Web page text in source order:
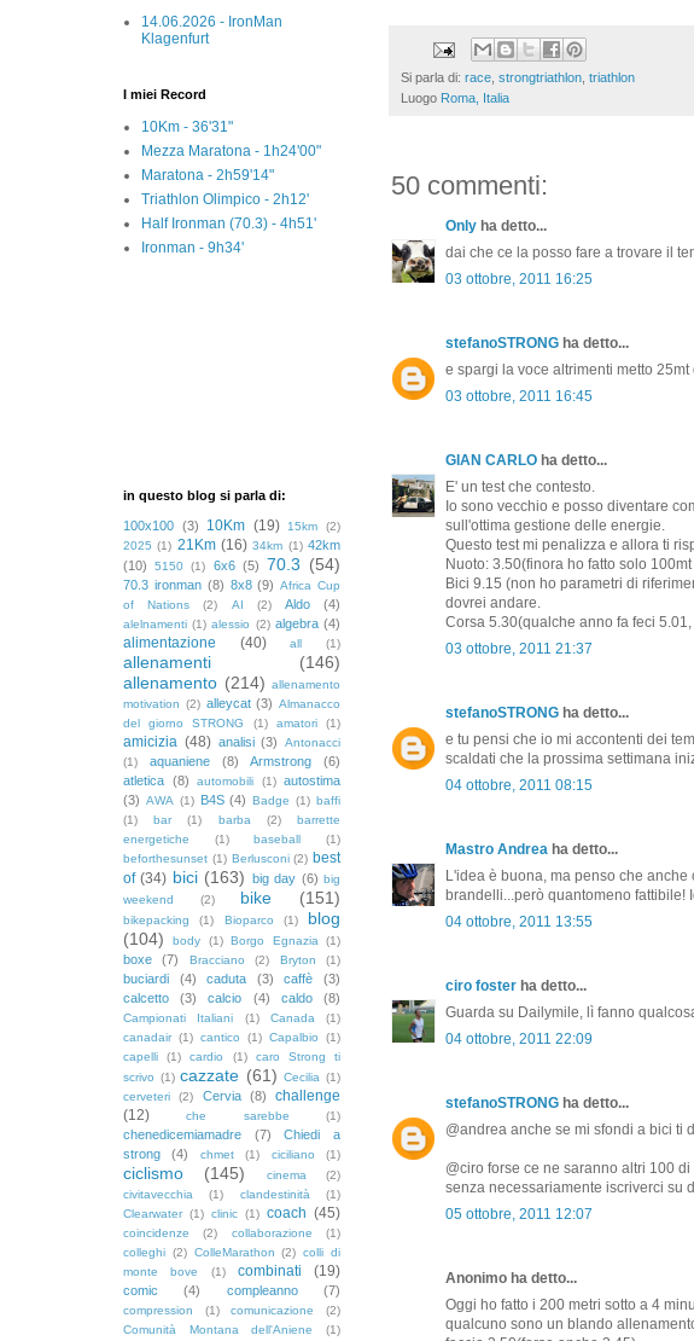
Si parla di: race strongtriathlon triathlon
Luogo Roma, Italia
50 commenti:
Only ha detto...
dai che ce la posso fare a trovare il
03 ottobre, 2011 16:25
stefanoSTRONG ha detto...
e spargi la voce altrimenti metto
03 ottobre, 2011 16:45
GIAN CARLO ha detto...
E' un test che contesto.
Io sono vecchio e posso diventare
sull'ottima gestione delle energie.
Questo test mi penalizza e allora ti
Nuoto: 3.50(finora ho fatto solo
Bici 9.15 (non ho parametri di
dovrei andare.
Corsa 5.30(qualche anno fa feci
03 ottobre, 2011 21:37
stefanoSTRONG ha detto...
e tu pensi che io mi accontenti dei
scaldati che la prossima settimana
04 ottobre, 2011 08:15
Mastro Andrea ha detto...
L'idea è buona, ma penso che
brandelli...però quantomeno fattibile!
04 ottobre, 2011 13:55
ciro foster ha detto...
Guarda su Dailymile, lì fanno
04 ottobre, 2011 22:09
stefanoSTRONG ha detto...
@andrea anche se mi sfondi a bici ti
@ciro forse ce ne saranno altri 100
senza necessariamente iscriverci su
05 ottobre, 2011 12:07
Anonimo ha detto...
Oggi ho fatto i 200 metri sotto a 4
qualcuno sono un blando
14.06.2026 - IronMan
Klagenfurt
I miei Record
10Km - 36'31"
Mezza Maratona - 1h24'00"
Maratona - 2h59'14"
Triathlon Olimpico - 2h12'
Half Ironman (70.3) - 4h51'
Ironman - 9h34'
in questo blog si parla di:
100x100 (3) 10Km (19) 15km
(2)
2025 (1) 21Km (16) 34km (1) 42km
(10)
5150 (1) 6x6 (5) 70.3 (54)
70.3 ironman (8) 8x8 (9) Africa Cup
of Nations
(2) AI (2) Aldo (4)
alelnamenti (1) alessio (2) algebra (4)
alimentazione (40) all (1)
allenamenti
(146)
allenamento (214) allenamento
motivation (2) alleycat (3) Almanacco
del giorno STRONG
(1) amatori (1)
amicizia (48) analisi (3)
Antonacci
(1)
aquaniene (8) Armstrong
(6)
atletica (8) automobili (1) autostima
(3) AWA (1) B4S (4) Badge (1) baffi
(1)
bar (1) barba (2)
barrette
energetiche
(1) baseball
(1)
beforthesunset (1) Berlusconi (2) best
of (34) bici (163) big day (6) big
weekend
(2) bike (151)
bikepacking (1) Bioparco (1)
blog
(104)
body (1) Borgo Egnazia (1)
boxe (7) Bracciano (2) Bryton (1)
buciardi (4) caduta (3) caffè
(3)
calcetto
(3) calcio (4) caldo (8)
Campionati Italiani (1) Canada
(1)
canadair (1) cantico (1) Capalbio
(1)
capelli
(1) cardio (1)
caro Strong ti
scrivo (1) cazzate (61) Cecilia (1)
cerveteri
(2) Cervia (8)
challenge
(12)
che sarebbe (1)
chenedicemiamadre (7)
Chiedi a
strong
(4) chmet (1) ciciliano (1)
ciclismo (145) cinema
(2)
civitavecchia
(1) clandestinità
(1)
Clearwater (1) clinic (1) coach (45)
coincidenze (2) collaborazione
(1)
colleghi (2) ColleMarathon (2) colli di
monte bove
(1) combinati (19)
comic (4) compleanno (7)
compression (1) comunicazione
(2)
Comunità Montana dell'Aniene
(1)